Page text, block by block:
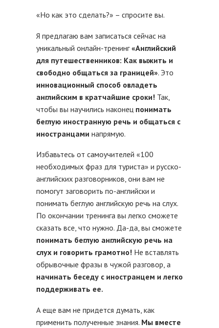
«Но как это сделать?» – спросите вы.
Я предлагаю вам записаться сейчас на
уникальный онлайн-тренинг«Английский
для путешественников: Как выжить и
свободно общаться за границей». Это
инновационный способ овладеть
английским в кратчайшие сроки! Так,
чтобы вы научились наконец понимать
беглую иностранную речь и общаться с
иностранцами напрямую.
Избавьтесь от самоучителей «100
необходимых фраз для туриста» и русско-
английских разговорников, они вам не
помогут заговорить по-английски и
понимать беглую английскую речь на слух.
По окончании тренинга вы легко сможете
сказать все, что нужно. Да-да, вы сможете
понимать беглую английскую речь на
слух и говорить грамотно! Не вставлять
обрывочные фразы в чужой разговор, а
начинать беседу с иностранцем и легко
поддерживать ее.
А еще вам не придется думать, как
применить полученные знания. Мы вместе